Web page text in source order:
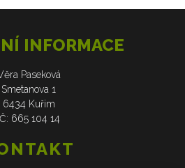
INFORMACE
Paseková
Smetanova 1
6434 Kuřim
IČ: 665 104 14